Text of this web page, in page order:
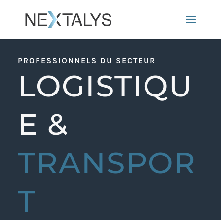
PROFESSIONNELS DU SECTEUR
LOGISTIQU
E &
TRANSPOR
T